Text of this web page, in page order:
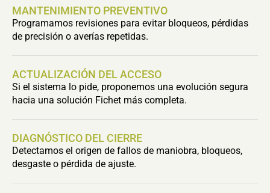
MANTENIMIENTO PREVENTIVO
Programamos revisiones para evitar bloqueos, pérdidas
de precisión o averías repetidas.
ACTUALIZACIÓN DEL ACCESO
Si el sistema lo pide, proponemos una evolución segura
hacia una solución Fichet más completa.
DIAGNÓSTICO DEL CIERRE
Detectamos el origen de fallos de maniobra, bloqueos,
desgaste o pérdida de ajuste.